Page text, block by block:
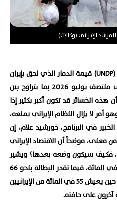
الإيراني (وكالات)
قدّر برنامج الأمم المتحدة الإنمائي (UNDP) قيمة الدمار الذي لحق بإيران
منذ 13 يونيو (حزيران) 2025 وحتى منتصف يونيو 2026 بما يتراوح بين
من أن هذه الخسائر قد تكون أكبر بكثير إذا
لا يزال النظام الإيراني يمنعه،
في البرنامج، خورشيد علام، إن
معنى، موضحاً أن الاقتصاد الإيراني
فكيف سيكون وضعه بعدها؟ ويشير
إلى أن معدل التضخم بلغ نحو 90 في المائة، فيما تقدر البطالة بنحو 66
في المائة من القوى العاملة، في حين يعيش 55 في المائة من الإيرانيين